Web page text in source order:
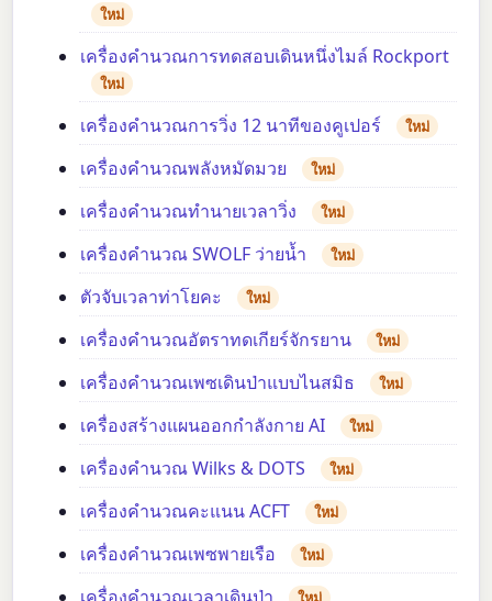
ใหม่
เครื่องคำนวณการทดสอบเดินหนึ่งไมล์ Rockport
ใหม่
เครื่องคำนวณการวิ่ง 12 นาทีของคูเปอร์ ใหม่
เครื่องคำนวณพลังหมัดมวย ใหม่
เครื่องคำนวณทำนายเวลาวิ่ง ใหม่
เครื่องคำนวณ SWOLF ว่ายน้ำ ใหม่
ตัวจับเวลาท่าโยคะ ใหม่
เครื่องคำนวณอัตราทดเกียร์จักรยาน ใหม่
เครื่องคำนวณเพซเดินป่าแบบไนสมิธ ใหม่
เครื่องสร้างแผนออกกำลังกาย AI ใหม่
เครื่องคำนวณ Wilks & DOTS ใหม่
เครื่องคำนวณคะแนน ACFT ใหม่
เครื่องคำนวณเพซพายเรือ ใหม่